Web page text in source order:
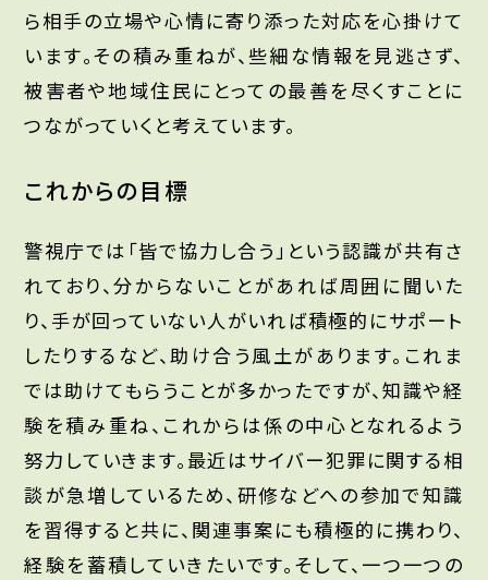
ら相手の立場や心情に寄り添った対応を心掛けて
います。その積み重ねが、些細な情報を見逃さず、
被害者や地域住民にとっての最善を尽くすことに
つながっていくと考えています。
これからの目標
警視庁では「皆で協力し合う」という認識が共有さ
れており、分からないことがあれば周囲に聞いた
り、手が回っていない人がいれば積極的にサポート
したりするなど、助け合う風土があります。これま
では助けてもらうことが多かったですが、知識や経
験を積み重ね、これからは係の中心となれるよう
努力していきます。最近はサイバー犯罪に関する相
談が急増しているため、研修などへの参加で知識
を習得すると共に、関連事案にも積極的に携わり、
経験を蓄積していきたいです。そして、一つ一つの